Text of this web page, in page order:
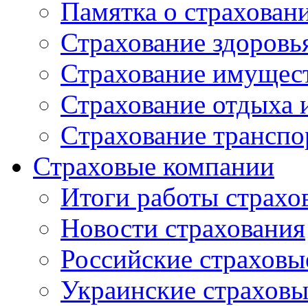
Памятка о
Страхование
Страхование
Страхование отдыха
Cтрахование
Страховые компании
Итоги работы
Новости страхования
Российские
Украинские